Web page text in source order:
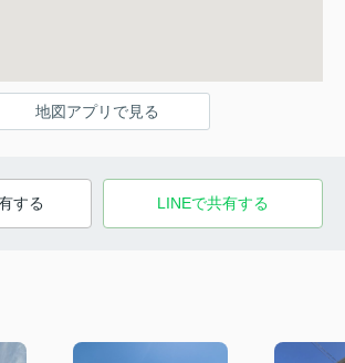
地図アプリで見る
する LINEで共有する